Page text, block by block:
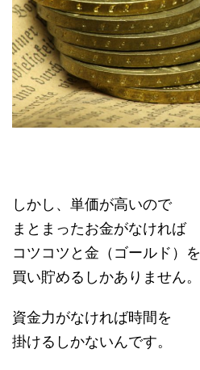
しかし、単価が高いので
まとまったお金がなければ
コツコツと金（ゴールド）を
買い貯めるしかありません。
資金力がなければ時間を
掛けるしかないんです。